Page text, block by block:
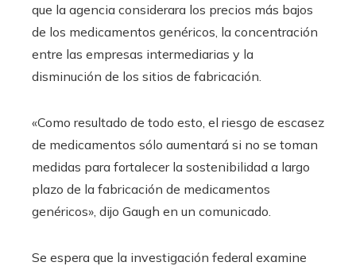
que la agencia considerara los precios más bajos
de los medicamentos genéricos, la concentración
entre las empresas intermediarias y la
disminución de los sitios de fabricación.
«Como resultado de todo esto, el riesgo de escasez
de medicamentos sólo aumentará si no se toman
medidas para fortalecer la sostenibilidad a largo
plazo de la fabricación de medicamentos
genéricos», dijo Gaugh en un comunicado.
Se espera que la investigación federal examine